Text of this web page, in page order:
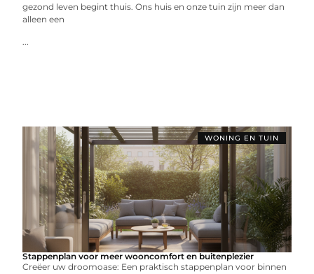
gezond leven begint thuis. Ons huis en onze tuin zijn meer dan
alleen een
...
WONING EN TUIN
Stappenplan voor meer wooncomfort en buitenplezier
Creëer uw droomoase: Een praktisch stappenplan voor binnen